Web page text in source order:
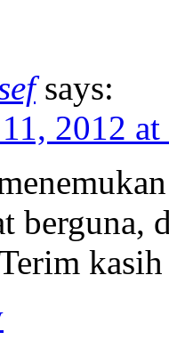
says:
2012 at
berguna,
kasih